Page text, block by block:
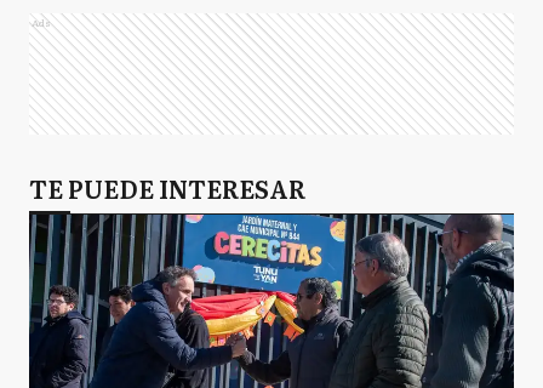
Ads
TE PUEDE INTERESAR